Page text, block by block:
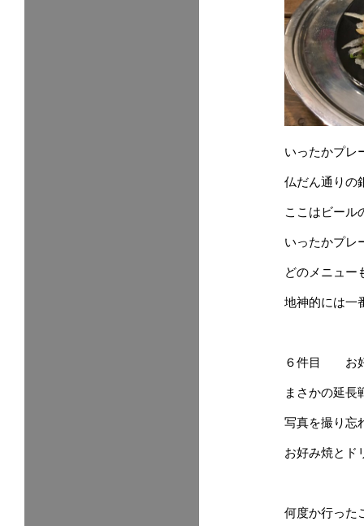
いったかプレ
仏だん通りの
ここはビール
いったかプレ
どのメニュー
地神的には一
６件目 お
まさかの延長
写真を撮り忘
お好み焼とド
何度か行った